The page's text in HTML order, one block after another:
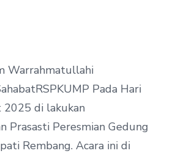
Warrahmatullahi
Pada Hari
2025 di lakukan
Prasasti Peresmian Gedung
Rembang. Acara ini di